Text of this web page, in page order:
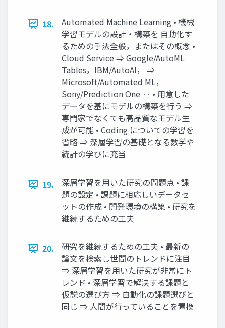
18.
Automated Machine Learning • 機械
学習モデルの設計・構築を 自動化す
るための手法全般，またはその概念 •
Cloud Service ⇒ Google/AutoML
Tables，IBM/AutoAI， ⇒
Microsoft/Automated ML，
Sony/Prediction One ‥ • 用意した
データを基にモデルの構築を行う ⇒
専門家でなくても高品質なモデル生
成が可能 • Coding についての学習を
省略 ⇒ 深層学習の基礎となる数学や
統計の学びに充当
19.
深層学習を用いた研究の問題点 • 課
題の設定 • 課題に相応しいデータセ
ットの作成 • 開発環境の構築 • 研究を
継続するための工夫
20.
研究を継続するための工夫 • 最新の
論文を検索し世間のトレンドに注目
⇒ 深層学習を用いた研究が非常にト
レンド • 深層学習で解決する課題と
仮説の選び方 ⇒ 自動化の課題選びと
同じ ⇒ 人間が行っていることを置換